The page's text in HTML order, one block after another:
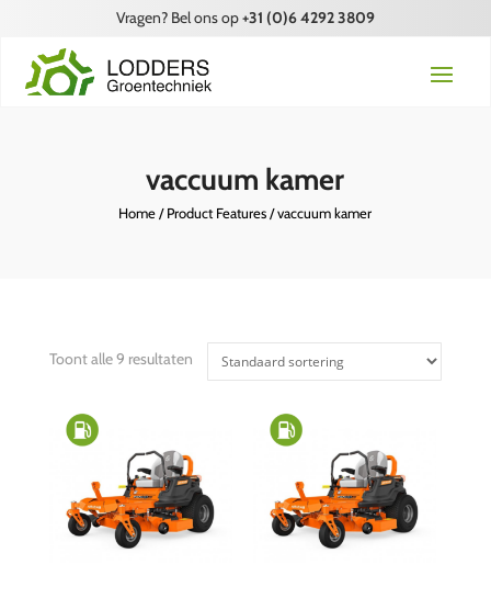
Vragen? Bel ons op+31 (0)6 4292 3809
vaccuum kamer
Home/ Product Features / vaccuum kamer
Toont alle 9 resultaten